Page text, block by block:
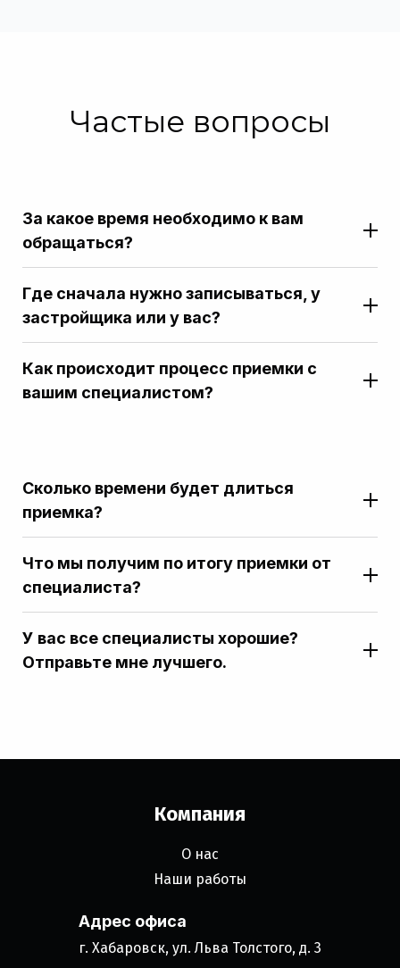
Частые вопросы
За какое время необходимо к вам
обращаться?
Где сначала нужно записываться, у
застройщика или у вас?
Как происходит процесс приемки с
вашим специалистом?
Сколько времени будет длиться
приемка?
Что мы получим по итогу приемки от
специалиста?
У вас все специалисты хорошие?
Отправьте мне лучшего.
Компания
О нас
Наши работы
Адрес офиса
г. Хабаровск, ул. Льва Толстого, д. 3